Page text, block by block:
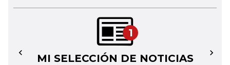
1
MI SELECCIÓN DE NOTICIAS
← →